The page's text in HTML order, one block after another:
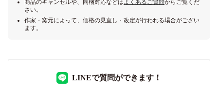
商品のキャンセルや、同梱対応などはよくあるご質問からご覧くだ
さい。
作家・窯元によって、価格の見直し・改定が行われる場合がござい
ます。
LINEで質問ができます！